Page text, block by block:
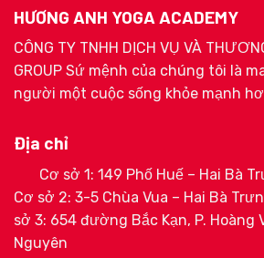
HƯƠNG ANH YOGA ACADEMY
CÔNG TY TNHH DỊCH VỤ VÀ
GROUP Sứ mệnh của chúng tôi là
người một cuộc sống khỏe mạnh
Địa chỉ
Cơ sở 1: 149 Phố Huế – Hai Bà
Cơ sở 2: 3-5 Chùa Vua – Hai Bà
sở 3: 654 đường Bắc Kạn, P. Hoàng
Nguyên